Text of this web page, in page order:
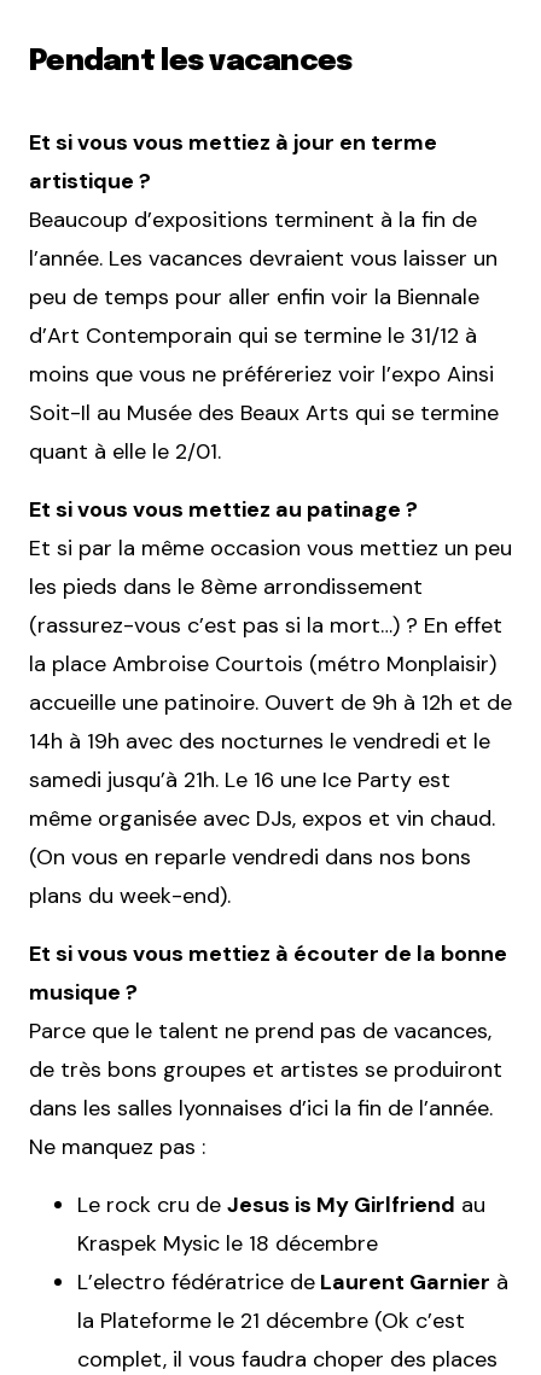
Pendant les vacances
Et si vous vous mettiez à jour en terme
artistique ?
Beaucoup d’expositions terminent à la fin de
l’année. Les vacances devraient vous laisser un
peu de temps pour aller enfin voir la Biennale
d’Art Contemporain qui se termine le 31/12 à
moins que vous ne préféreriez voir l’expo Ainsi
Soit-Il au Musée des Beaux Arts qui se termine
quant à elle le 2/01.
Et si vous vous mettiez au patinage ?
Et si par la même occasion vous mettiez un peu
les pieds dans le 8ème arrondissement
(rassurez-vous c’est pas si la mort…) ? En effet
la place Ambroise Courtois (métro Monplaisir)
accueille une patinoire. Ouvert de 9h à 12h et de
14h à 19h avec des nocturnes le vendredi et le
samedi jusqu’à 21h. Le 16 une Ice Party est
même organisée avec DJs, expos et vin chaud.
(On vous en reparle vendredi dans nos bons
plans du week-end).
Et si vous vous mettiez à écouter de la bonne
musique ?
Parce que le talent ne prend pas de vacances,
de très bons groupes et artistes se produiront
dans les salles lyonnaises d’ici la fin de l’année.
Ne manquez pas :
Le rock cru de Jesus is My Girlfriend au
Kraspek Mysic le 18 décembre
L’electro fédératrice de Laurent Garnier à
la Plateforme le 21 décembre (Ok c’est
complet, il vous faudra choper des places